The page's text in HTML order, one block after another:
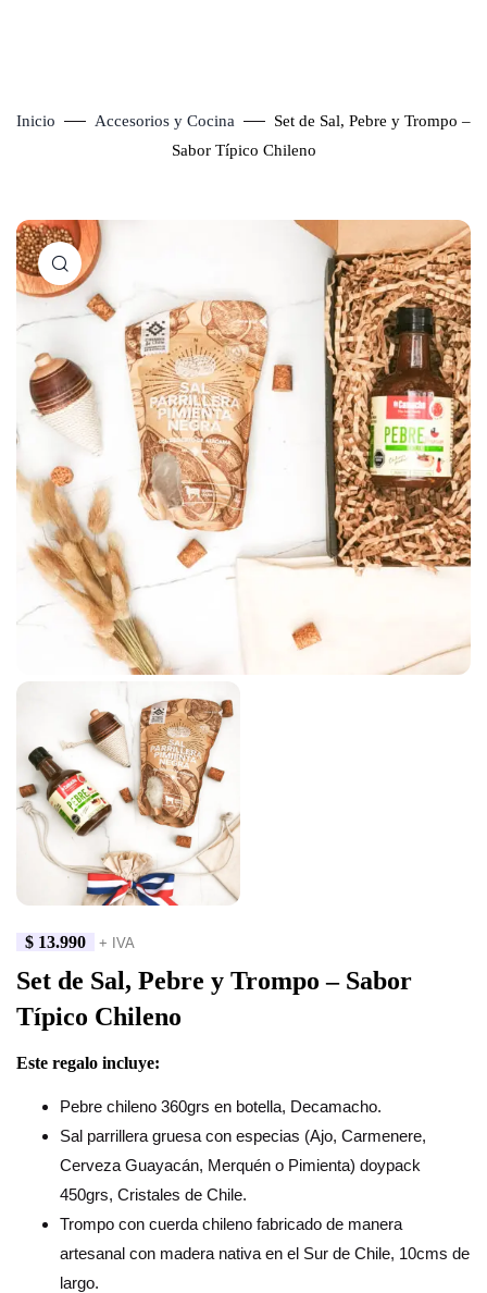
Inicio Accesorios y Cocina
Set de Sal, Pebre y Trompo –
Sabor Típico Chileno
Click to enlarge
$ 13.990 + IVA
Set de Sal, Pebre y Trompo – Sabor
Típico Chileno
Este regalo incluye:
Pebre chileno 360grs en botella, Decamacho.
Sal parrillera gruesa con especias (Ajo, Carmenere,
Cerveza Guayacán, Merquén o Pimienta) doypack
450grs, Cristales de Chile.
Trompo con cuerda chileno fabricado de manera
artesanal con madera nativa en el Sur de Chile, 10cms de
largo.